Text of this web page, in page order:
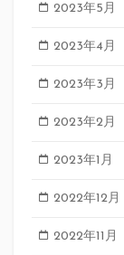
2023年5月
2023年4月
2023年3月
2023年2月
2023年1月
2022年12月
2022年11月